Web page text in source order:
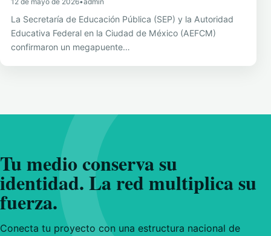
La Secretaría de Educación Pública (SEP) y la Autoridad
Educativa Federal en la Ciudad de México (AEFCM)
confirmaron un megapuente…
Tu medio conserva su
identidad. La red multiplica su
fuerza.
Conecta tu proyecto con una estructura nacional de